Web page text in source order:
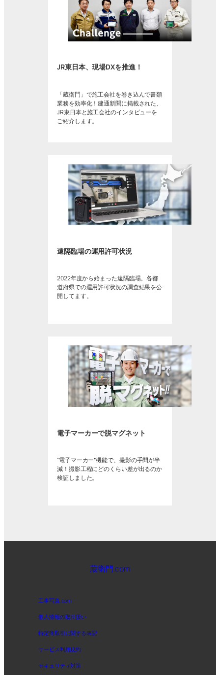
JR東日本、現場DXを推進！
「蔵衛門」で施工会社を巻き込んで書類
業務を効率化！建通新聞に掲載された、
JR東日本と施工会社のインタビューを
ご紹介します。
遠隔臨場の運用許可状況
2022年度から始まった遠隔臨場。各都
道府県での運用許可状況の調査結果を公
開してます。
電子マーカーで脱マグネット
“電子マーカー”機能で、撮影の手間が半
減！撮影工程にどのくらい差が出るのか
検証しました。
蔵衛門.com
工事写真.com
個人情報の取り扱い
特定商取引に関する表記
サービス利用規約
セキュリティ対策